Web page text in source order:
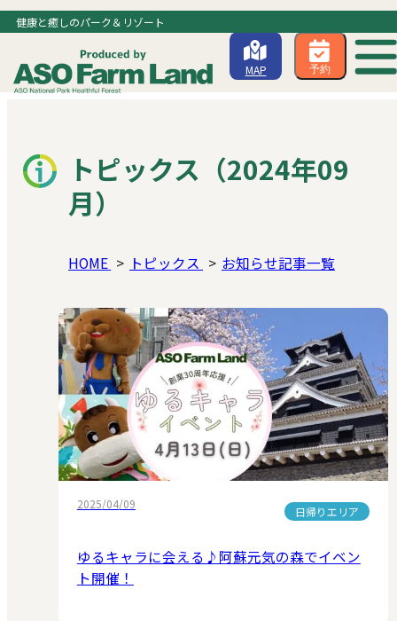
健康と癒しのパーク＆リゾート
MAP 予約
トピックス（2024年09
月）
HOME トピックス お知らせ記事一覧
2025/04/09
日帰りエリア
ゆるキャラに会える♪阿蘇元気の森でイベン
ト開催！